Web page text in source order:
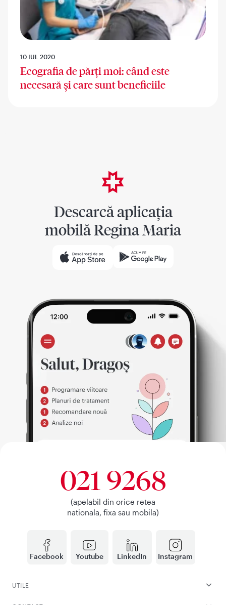
10 IUL 2020
Ecografia de părți moi: când este
necesară și care sunt beneficiile
Descarcă aplicația
mobilă Regina Maria
Facebook Youtube LinkedIn Instagram
021 9268
(apelabil din orice retea
nationala, fixa sau mobila)
UTILE